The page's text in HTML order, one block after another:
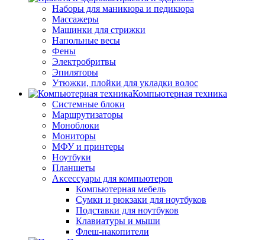
Наборы для маникюра и педикюра
Массажеры
Машинки для стрижки
Напольные весы
Фены
Электробритвы
Эпиляторы
Утюжки, плойки для укладки волос
Компьютерная техника
Системные блоки
Маршрутизаторы
Моноблоки
Мониторы
МФУ и принтеры
Ноутбуки
Планшеты
Аксессуары для компьютеров
Компьютерная мебель
Сумки и рюкзаки для ноутбуков
Подставки для ноутбуков
Клавиатуры и мыши
Флеш-накопители